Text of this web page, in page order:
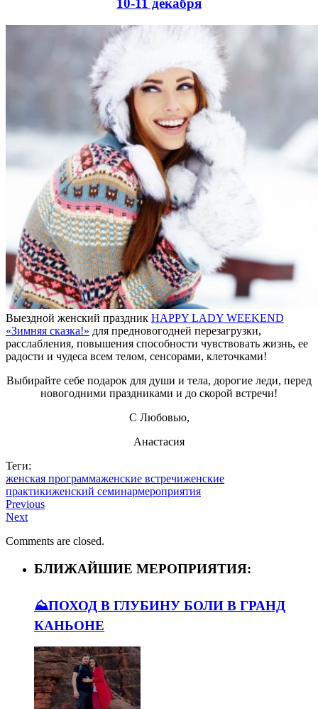
10-11 декабря
Выездной женский праздник HAPPY LADY WEEKEND
«Зимняя сказка!» для предновогодней перезагрузки,
расслабления, повышения способности чувствовать жизнь, ее
радости и чудеса всем телом, сенсорами, клеточками!
Выбирайте себе подарок для души и тела, дорогие леди, перед
новогодними праздниками и до скорой встречи!
С Любовью,
Анастасия
Теги:
женская программаженские встречиженские
практикиженский семинармероприятия
Previous
Next
Comments are closed.
БЛИЖАЙШИЕ МЕРОПРИЯТИЯ:
⛰️ПОХОД В ГЛУБИНУ БОЛИ В ГРАНД
КАНЬОНЕ